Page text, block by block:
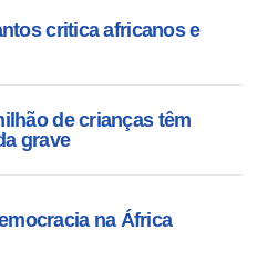
critica africanos e
de crianças têm
grave
na África